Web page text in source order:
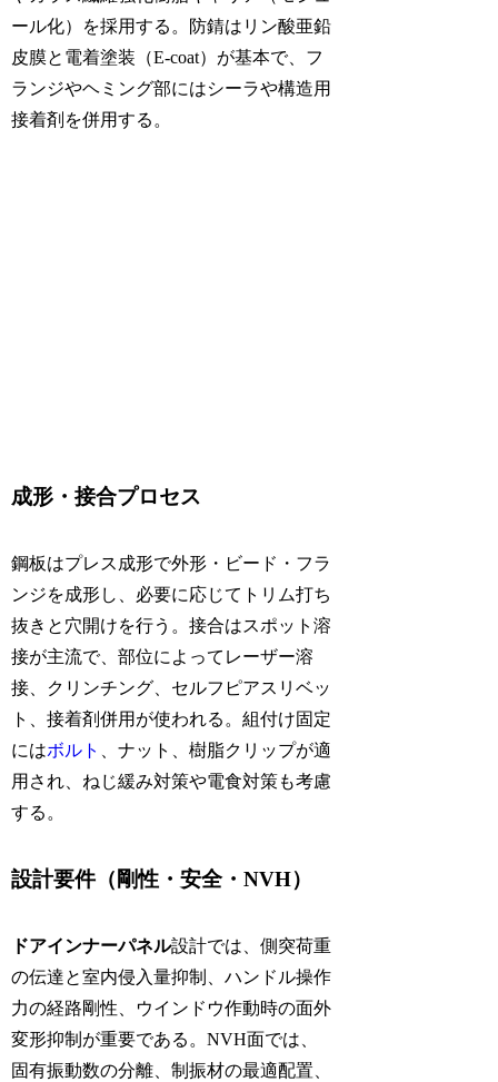
ール化）を採用する。防錆はリン酸亜鉛
皮膜と電着塗装（E-coat）が基本で、フ
ランジやヘミング部にはシーラや構造用
接着剤を併用する。
成形・接合プロセス
鋼板はプレス成形で外形・ビード・フラ
ンジを成形し、必要に応じてトリム打ち
抜きと穴開けを行う。接合はスポット溶
接が主流で、部位によってレーザー溶
接、クリンチング、セルフピアスリベッ
ト、接着剤併用が使われる。組付け固定
にはボルト
、ナット、樹脂クリップが適
用され、ねじ緩み対策や電食対策も考慮
する。
設計要件（剛性・安全・NVH）
ドアインナーパネル設計では、側突荷重
の伝達と室内侵入量抑制、ハンドル操作
力の経路剛性、ウインドウ作動時の面外
変形抑制が重要である。NVH面では、
固有振動数の分離、制振材の最適配置、